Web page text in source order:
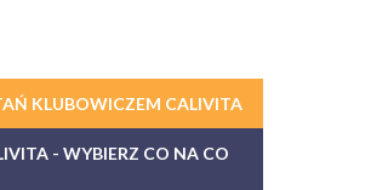
KLUBOWICZEM CALIVITA
- WYBIERZ CO NA CO